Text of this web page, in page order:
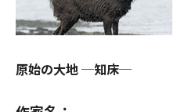
原始の大地 ─知床─